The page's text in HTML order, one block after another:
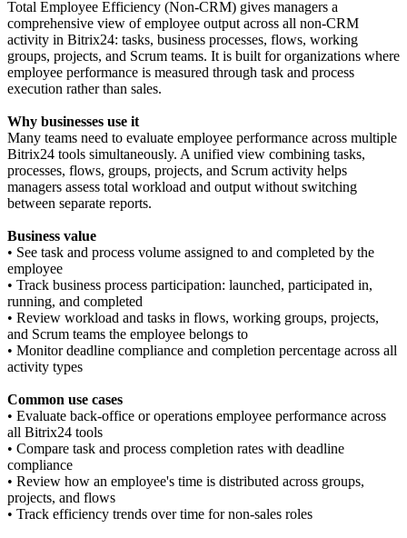
Total Employee Efficiency (Non-CRM) gives managers a
comprehensive view of employee output across all non-CRM
activity in Bitrix24: tasks, business processes, flows, working
groups, projects, and Scrum teams. It is built for organizations where
employee performance is measured through task and process
execution rather than sales.
Why businesses use it
Many teams need to evaluate employee performance across multiple
Bitrix24 tools simultaneously. A unified view combining tasks,
processes, flows, groups, projects, and Scrum activity helps
managers assess total workload and output without switching
between separate reports.
Business value
• See task and process volume assigned to and completed by the
employee
• Track business process participation: launched, participated in,
running, and completed
• Review workload and tasks in flows, working groups, projects,
and Scrum teams the employee belongs to
• Monitor deadline compliance and completion percentage across all
activity types
Common use cases
• Evaluate back-office or operations employee performance across
all Bitrix24 tools
• Compare task and process completion rates with deadline
compliance
• Review how an employee's time is distributed across groups,
projects, and flows
• Track efficiency trends over time for non-sales roles